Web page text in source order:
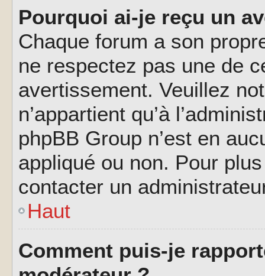
Pourquoi ai-je reçu un
Chaque forum a son
ne respectez pas une de
avertissement. Veuillez
n’appartient qu’à
phpBB Group n’est en
appliqué ou non. Pour
contacter un
Haut
Comment puis-je